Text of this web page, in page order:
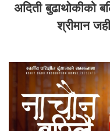
अदिती बुढाथोकीको
श्रीमान